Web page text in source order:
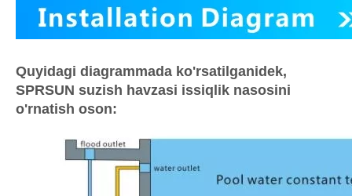
Quyidagi diagrammada ko'rsatilganidek,
SPRSUN suzish havzasi issiqlik nasosini
o'rnatish oson: